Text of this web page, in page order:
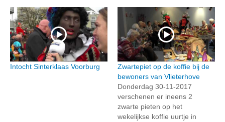
Intocht Sinterklaas Voorburg
Zwartepiet op de koffie bij de
bewoners van Vlieterhove
Donderdag 30-11-2017
verschenen er ineens 2
zwarte pieten op het
wekelijkse koffie uurtje in